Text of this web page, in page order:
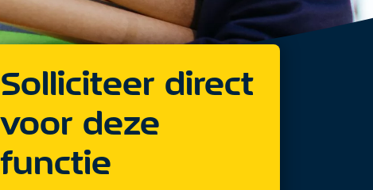
Solliciteer direct
voor deze
functie